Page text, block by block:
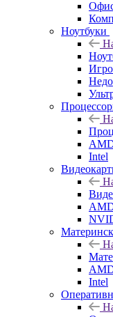
Ноутбуки
Intel
Intel